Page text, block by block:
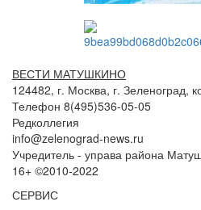
ВЕСТИ МАТУШКИНО
124482, г. Москва, г. Зеленоград,
Телефон 8(495)536-05-05
Редколлегия
info@zelenograd-news.ru
Учредитель - управа района
16+ ©2010-2022
СЕРВИС